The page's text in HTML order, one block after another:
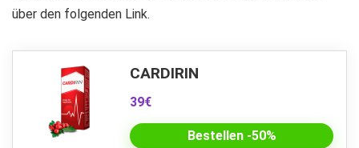
über den folgenden Link.
CARDIRIN
39€
Bestellen -50%